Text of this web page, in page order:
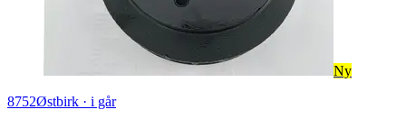
Ny
8752Østbirk · i går